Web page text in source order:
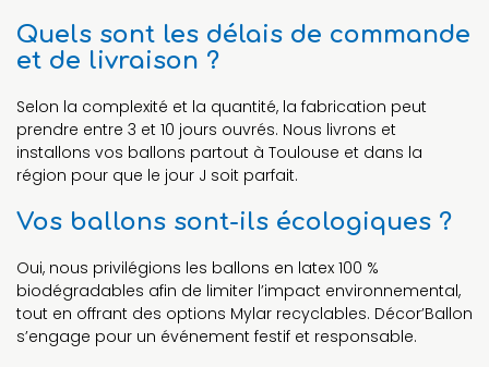
Quels sont les délais de commande
et de livraison ?
Selon la complexité et la quantité, la fabrication peut
prendre entre 3 et 10 jours ouvrés. Nous livrons et
installons vos ballons partout à Toulouse et dans la
région pour que le jour J soit parfait.
Vos ballons sont-ils écologiques ?
Oui, nous privilégions les ballons en latex 100 %
biodégradables afin de limiter l’impact environnemental,
tout en offrant des options Mylar recyclables. Décor’Ballon
s’engage pour un événement festif et responsable.